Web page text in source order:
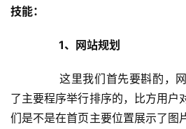
技能：
1、网站规划
这里我们首先要斟酌，网
了主要程序举行排序的，比方用户
们是不是在首页主要位置展示了图